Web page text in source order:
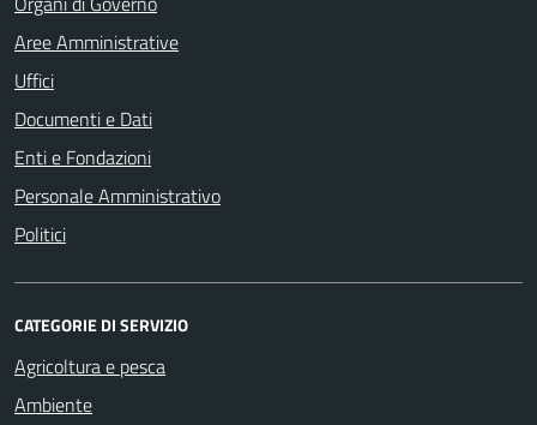
Aree Amministrative
Uffici
Documenti e Dati
Enti e Fondazioni
Personale Amministrativo
Politici
CATEGORIE DI SERVIZIO
Agricoltura e pesca
Ambiente